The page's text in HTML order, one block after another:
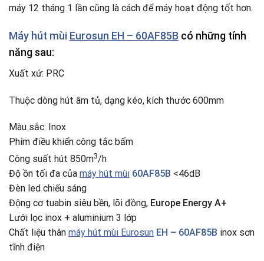
máy 12 tháng 1 lần cũng là cách để máy hoạt động tốt hơn.
Máy hút mùi Eurosun EH – 60AF85B có những tính
năng sau:
Xuất xứ: PRC
Thuộc dòng hút âm tủ, dạng kéo, kích thước 600mm
Màu sắc: Inox
Phím điều khiển công tắc bấm
Công suất hút 850m3/h
Độ ồn tối đa của máy hút mùi 60AF85B <46dB
Đèn led chiếu sáng
Động cơ tuabin siêu bền, lõi đồng, Europe Energy A+
Lưới lọc inox + aluminium 3 lớp
Chất liệu thân máy hút mùi Eurosun EH – 60AF85B inox sơn
tĩnh điện